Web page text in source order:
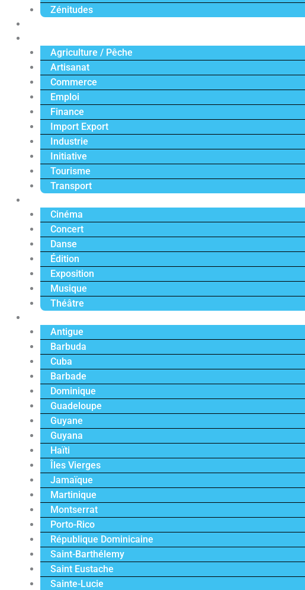
Zénitudes
Agriculture / Pêche
Artisanat
Commerce
Emploi
Finance
Import Export
Industrie
Initiative
Tourisme
Transport
Cinéma
Concert
Danse
Édition
Exposition
Musique
Théâtre
Antigue
Barbuda
Cuba
Barbade
Dominique
Guadeloupe
Guyane
Guyana
Haïti
Îles Vierges
Jamaïque
Martinique
Montserrat
Porto-Rico
République Dominicaine
Saint-Barthélemy
Saint Eustache
Sainte-Lucie